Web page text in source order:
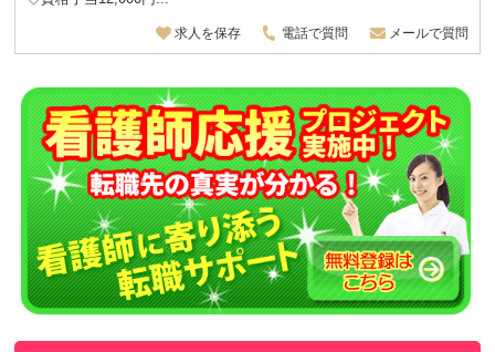
求人を保存 電話で質問 メールで質問